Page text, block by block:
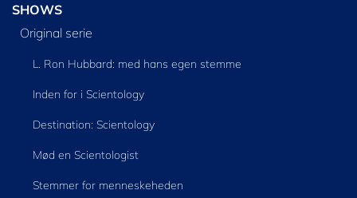
SHOWS
Original serie
L. Ron Hubbard: med hans egen stemme
Inden for i Scientology
Destination: Scientology
Mød en Scientologist
Stemmer for menneskeheden